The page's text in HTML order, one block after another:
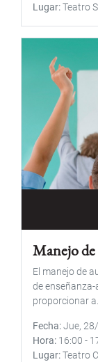
Lugar Teatro
Manejo de
El manejo de
de
proporcionar
Fecha Jue,
Hora 16:00 -
Lugar Teatro